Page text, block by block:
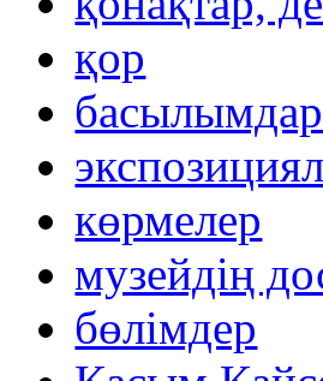
қор
басылымдар
көрмелер
музейдің
бөлімдер